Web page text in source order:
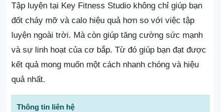
Tập luyện tại Key Fitness Studio không chỉ giúp bạn
đốt cháy mỡ và calo hiệu quả hơn so với việc tập
luyện ngoài trời. Mà còn giúp tăng cường sức mạnh
và sự linh hoạt của cơ bắp. Từ đó giúp bạn đạt được
kết quả mong muốn một cách nhanh chóng và hiệu
quả nhất.
Thông tin liên hệ